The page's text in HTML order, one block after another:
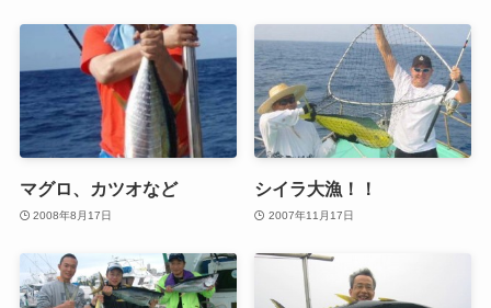
マグロ、カツオなど
2008年8月17日
シイラ大漁！！
2007年11月17日